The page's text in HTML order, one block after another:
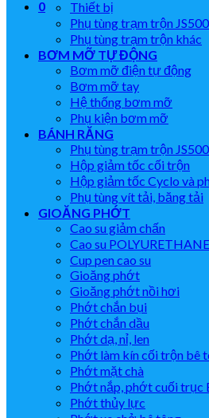
0
Thiết bị
Phụ tùng trạm trộn
Phụ tùng trạm trộn khác
BƠM MỠ TỰ ĐỘNG
Bơm mỡ điện tự động
Bơm mỡ tay
Hệ thống bơm mỡ
Phụ kiện bơm mỡ
BÁNH RĂNG
Phụ tùng trạm trộn
Hộp giảm tốc cối trộn
Hộp giảm tốc Cyclo và
Phụ tùng vít tải, băng tải
GIOĂNG PHỚT
Cao su giảm chấn
Cao su
Cup pen cao su
Gioăng phớt
Gioăng phớt nồi hơi
Phớt chắn bụi
Phớt chắn dầu
Phớt dạ, nỉ, len
Phớt làm kín cối trộn bê
Phớt mặt chà
Phớt nắp, phớt cuối trục
Phớt thủy lực